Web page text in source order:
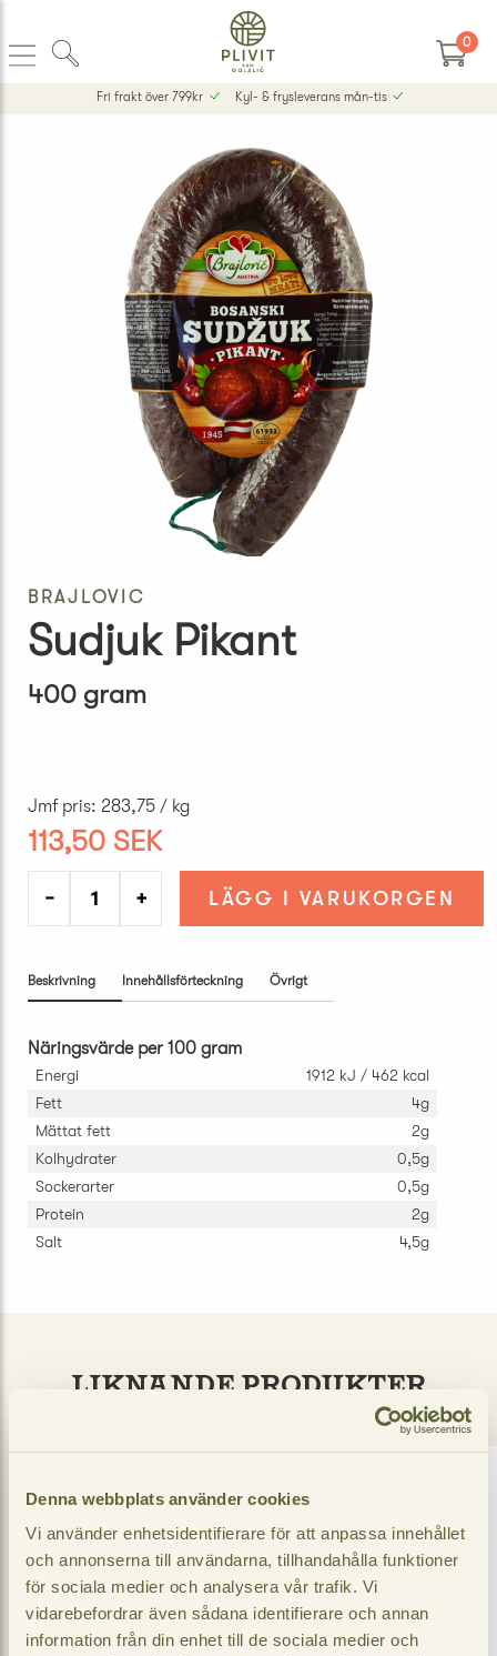
Denna webbplats använder cookies
Vi använder enhetsidentifierare för att anpassa innehållet
och annonserna till användarna, tillhandahålla funktioner
för sociala medier och analysera vår trafik. Vi
vidarebefordrar även sådana identifierare och annan
information från din enhet till de sociala medier och
0
Fri frakt över 799kr Kyl- & frysleverans mån-tis
BRAJLOVIC
Sudjuk Pikant
400 gram
Jmf pris: 283,75 / kg
113,50 SEK
− + LÄGG I VARUKORGEN
Beskrivning Innehållsförteckning Övrigt
Näringsvärde per 100 gram
Energi
1912 kJ / 462 kcal
Fett
4g
Mättat fett
2g
Kolhydrater
0,5g
Sockerarter
0,5g
Protein
2g
Salt
4,5g
LIKNANDE PRODUKTER